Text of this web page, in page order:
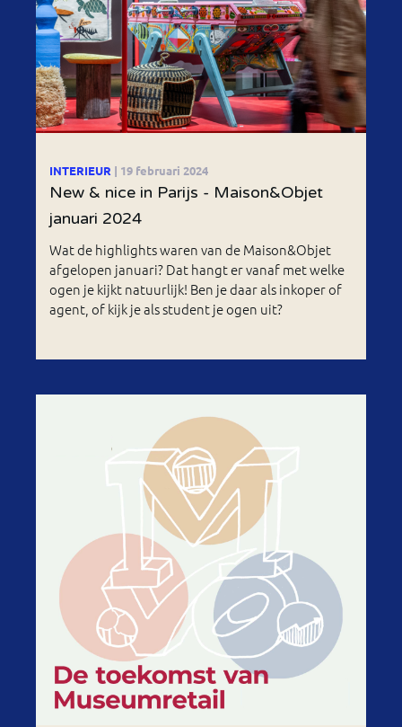
INTERIEUR | 19 februari 2024
New & nice in Parijs - Maison&Objet
januari 2024
Wat de highlights waren van de Maison&Objet
afgelopen januari? Dat hangt er vanaf met welke
ogen je kijkt natuurlijk! Ben je daar als inkoper of
agent, of kijk je als student je ogen uit?